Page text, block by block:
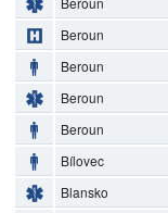
Beroun
Beroun
Beroun
Beroun
Bílovec
Blansko